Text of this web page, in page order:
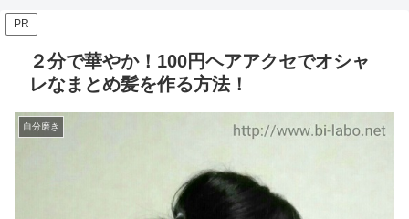
PR
２分で華やか！100円ヘアアクセでオシャ
レなまとめ髪を作る方法！
自分磨き